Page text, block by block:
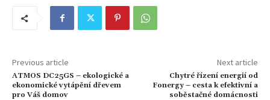
Previous article
ATMOS DC25GS – ekologické a
ekonomické vytápění dřevem
pro Váš domov
Next article
Chytré řízení energií od
Fonergy – cesta k efektivní a
soběstačné domácnosti